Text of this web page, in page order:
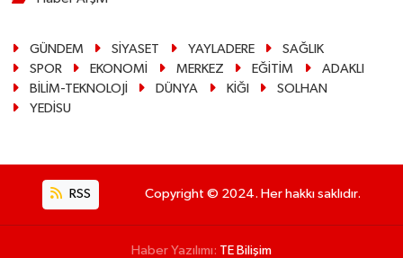
GÜNDEM SİYASET YAYLADERE
SAĞLIK
SPOR
EKONOMİ MERKEZ EĞİTİM
ADAKLI
BİLİM-TEKNOLOJİ
DÜNYA KİĞI
SOLHAN
YEDİSU
RSS Copyright © 2024. Her hakkı saklıdır.
Haber Yazılımı: TE Bilişim